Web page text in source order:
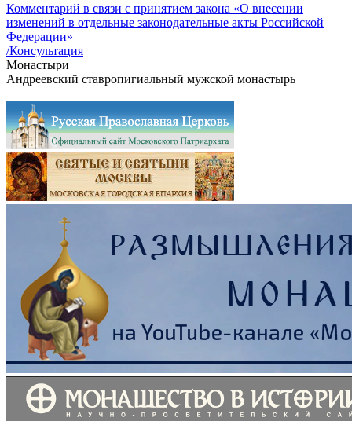
Комментарий в связи с принятием закона «О внесении
изменений в отдельные законодательные акты Российской
Федерации»
/Консультация
Монастыри
Андреевский ставропигиальный мужской монастырь